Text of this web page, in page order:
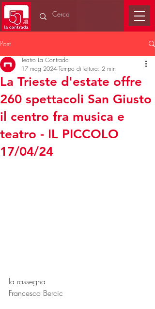
Post
La Trieste d'estate offre
260 spettacoli San Giusto
il centro fra musica e
teatro - IL PICCOLO
17/04/24
Teatro La Contrada
17 mag 2024 Tempo di lettura: 2 min
la rassegna
Francesco Bercic